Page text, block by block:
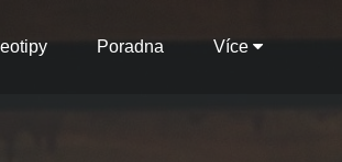
Poradna Více